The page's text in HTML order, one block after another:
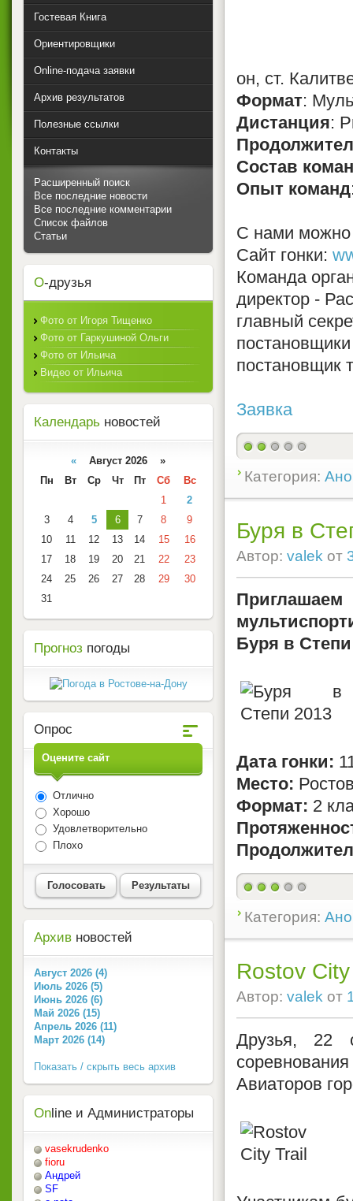
он, ст.
Формат:
Дистанция:
Состав
Опыт команд
С нами можно
Сайт гонки:
Команда
директор -
главный
постановщик
Заявка
Категория:
Буря в
Автор: valek от
Буря в
Дата гонки:
Место:
Формат: 2
Категория:
Rostov
Автор: valek от
Друзья, 22
Авиаторов
Гостевая Книга
Ориентировщики
Online-подача заявки
Архив результатов
Полезные ссылки
Контакты
Расширенный поиск
Все последние новости
Все последние комментарии
Список файлов
Статьи
О-друзья
Фото от Игоря Тищенко
Фото от Гаркушиной Ольги
Фото от Ильича
Видео от Ильича
Календарь новостей
« Август 2026 »
Пн
Вт Ср Чт Пт Сб
Вс
1
2
3
4 5 6 7 8
9
10
11 12 13 14 15
16
17
18 19 20 21 22
23
24
25 26 27 28 29
30
31
Прогноз погоды
Опрос
Оцените сайт
Отлично
Хорошо
Удовлетворительно
Плохо
Голосовать Результаты
Архив новостей
Август 2026 (4)
Июль 2026 (5)
Июнь 2026 (6)
Май 2026 (15)
Апрель 2026 (11)
Март 2026 (14)
Показать / скрыть весь архив
On line и Администраторы
vasekrudenko
fioru
Андрей
SF